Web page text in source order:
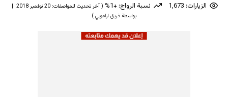
الزيارات: 1,673 نسبة الرواج: +1%
( آخر تحديث للمواصفات: 20 نوفمبر 2018 |
بواسطة فريق اراموبي)